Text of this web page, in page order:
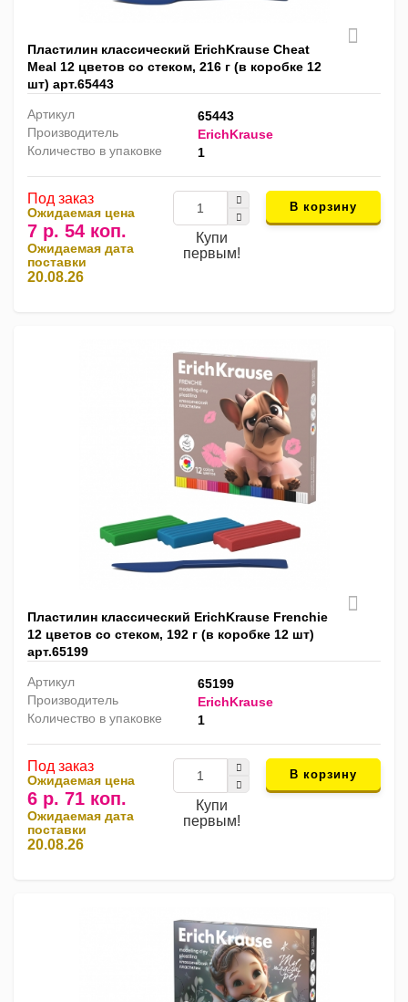
Пластилин классический ErichKrause Cheat
Meal 12 цветов со стеком, 216 г (в коробке 12
шт) арт.65443
Артикул
65443
Производитель
ErichKrause
Количество в упаковке
1
Под заказ
Ожидаемая цена
7 р. 54 коп.
Ожидаемая дата
поставки
20.08.26
Купи
первым!
В корзину
Пластилин классический ErichKrause Frenchie
12 цветов со стеком, 192 г (в коробке 12 шт)
арт.65199
Артикул
65199
Производитель
ErichKrause
Количество в упаковке
1
Под заказ
Ожидаемая цена
6 р. 71 коп.
Ожидаемая дата
поставки
20.08.26
Купи
первым!
В корзину